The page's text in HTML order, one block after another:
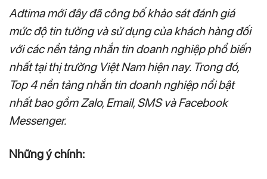
Adtima mới đây đã công bố khảo sát đánh giá
mức độ tin tưởng và sử dụng của khách hàng đối
với các nền tảng nhắn tin doanh nghiệp phổ biến
nhất tại thị trường Việt Nam hiện nay. Trong đó,
Top 4 nền tảng nhắn tin doanh nghiệp nổi bật
nhất bao gồm Zalo, Email, SMS và Facebook
Messenger.
Những ý chính: